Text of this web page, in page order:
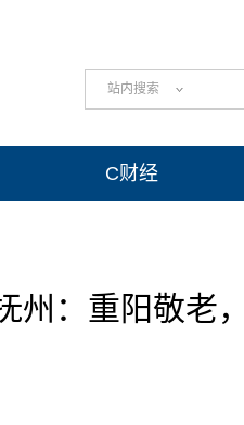
站内搜索
C财经
州：重阳敬老